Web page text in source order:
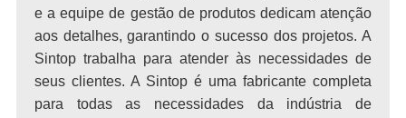
e a equipe de gestão de produtos dedicam atenção
aos detalhes, garantindo o sucesso dos projetos. A
Sintop trabalha para atender às necessidades de
seus clientes. A Sintop é uma fabricante completa
para todas as necessidades da indústria de